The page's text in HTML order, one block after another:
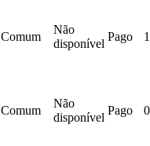
Comum
Não
disponível
Pago
Comum
Não
disponível
Pago